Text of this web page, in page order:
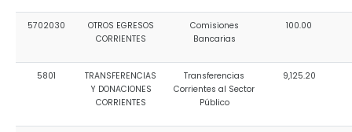
5702030
OTROS EGRESOS
CORRIENTES
Comisiones
Bancarias
100.00
5801
TRANSFERENCIAS
Y DONACIONES
CORRIENTES
Transferencias
Corrientes al Sector
Público
9,125.20